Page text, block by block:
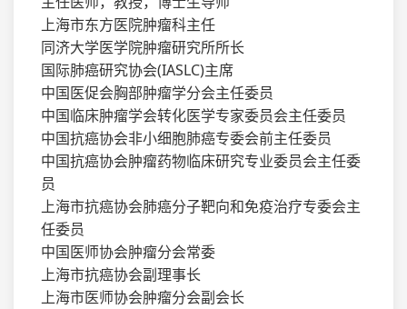
上海市东方医院肿瘤科主任
同济大学医学院肿瘤研究所所长
国际肺癌研究协会(IASLC)主席
中国医促会胸部肿瘤学分会主任委员
中国临床肿瘤学会转化医学专家委员会主任委员
中国抗癌协会非小细胞肺癌专委会前主任委员
中国抗癌协会肿瘤药物临床研究专业委员会主任委
员
上海市抗癌协会肺癌分子靶向和免疫治疗专委会主
任委员
中国医师协会肿瘤分会常委
上海市抗癌协会副理事长
上海市医师协会肿瘤分会副会长